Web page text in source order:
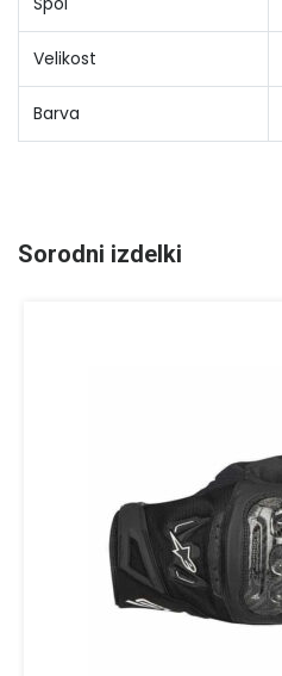
Velikost
Barva
Sorodni izdelki